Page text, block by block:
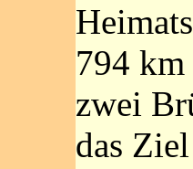
794 km
zwei
das